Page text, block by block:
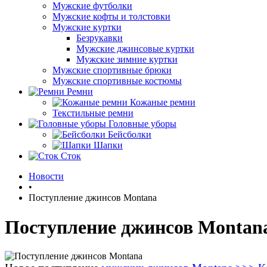
Мужские футболки
Мужские кофты и толстовки
Мужские куртки
Безрукавки
Мужские джинсовые куртки
Мужские зимние куртки
Мужские спортивные брюки
Мужские спортивные костюмы
Ремни
Кожаные ремни
Текстильные ремни
Головные уборы
Бейсболки
Шапки
Сток
Новости
•
Поступление джинсов Montana
Поступление джинсов